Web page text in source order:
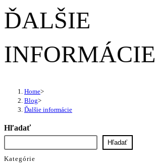
ĎALŠIE
INFORMÁCIE
Home>
Blog>
Ďalšie informácie
Hľadať
Hľadať
Kategórie